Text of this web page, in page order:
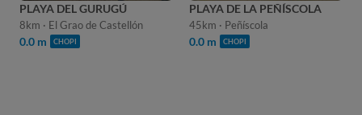
PLAYA DEL GURUGÚ
8km · El Grao de Castellón
0.0 m CHOPI
PLAYA DE LA PEÑÍSCOLA
45km · Peñíscola
0.0 m CHOPI